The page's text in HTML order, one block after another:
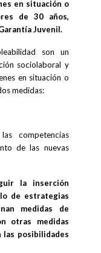
en situación o
de 30 años,
Juvenil.
son un
sociolaboral y
en situación o
medidas:
competencias
de las nuevas
la inserción
de estrategias
medidas de
otras medidas
las posibilidades